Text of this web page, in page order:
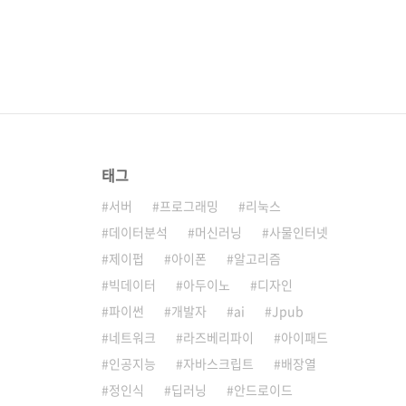
태그
서버 프로그래밍
리눅스
데이터분석
머신러닝
사물인터넷
제이펍
아이폰
알고리즘
빅데이터
아두이노
디자인
파이썬
개발자 ai
Jpub
네트워크
라즈베리파이
아이패드
인공지능
자바스크립트
배장열
정인식
딥러닝 안드로이드